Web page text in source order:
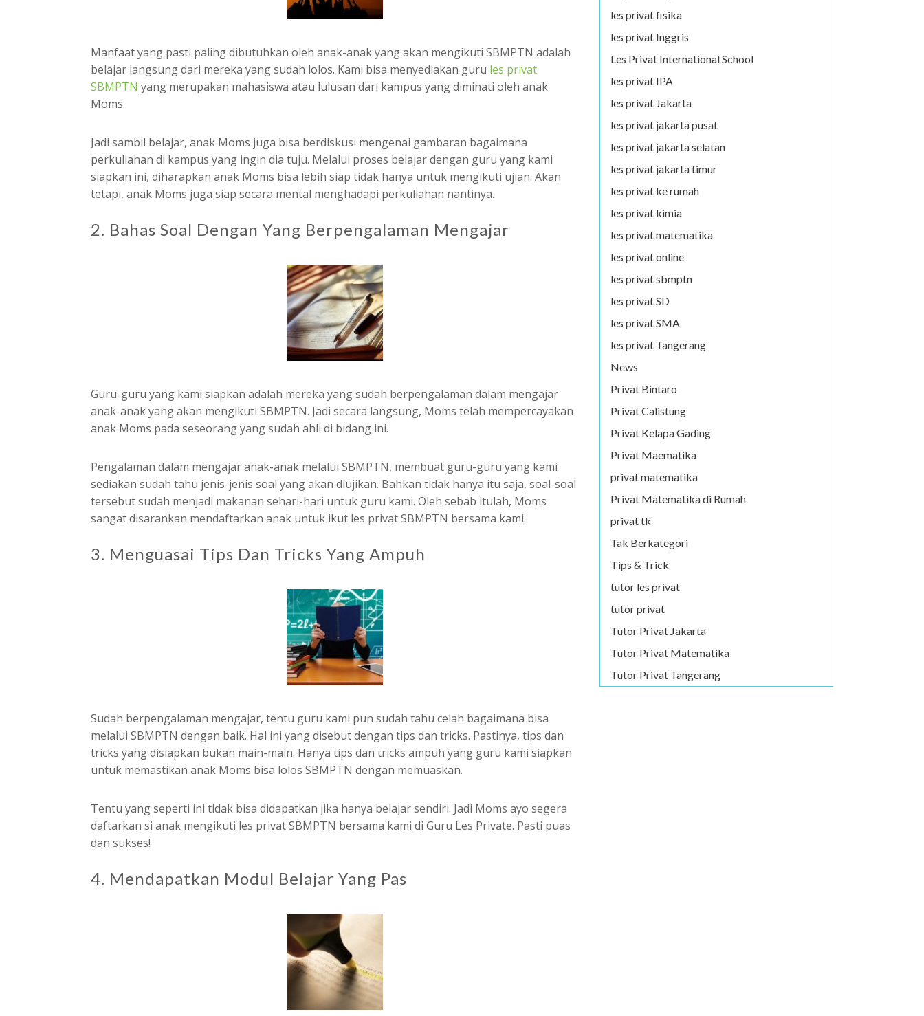
Manfaat yang pasti paling dibutuhkan oleh anak-anak yang akan mengikuti SBMPTN adalah
belajar langsung dari mereka yang sudah lolos. Kami bisa menyediakan guru les privat
SBMPTN yang merupakan mahasiswa atau lulusan dari kampus yang diminati oleh anak
Moms.
Jadi sambil belajar, anak Moms juga bisa berdiskusi mengenai gambaran bagaimana
perkuliahan di kampus yang ingin dia tuju. Melalui proses belajar dengan guru yang kami
siapkan ini, diharapkan anak Moms bisa lebih siap tidak hanya untuk mengikuti ujian. Akan
tetapi, anak Moms juga siap secara mental menghadapi perkuliahan nantinya.
2. Bahas Soal Dengan Yang Berpengalaman Mengajar
Guru-guru yang kami siapkan adalah mereka yang sudah berpengalaman dalam mengajar
anak-anak yang akan mengikuti SBMPTN. Jadi secara langsung, Moms telah mempercayakan
anak Moms pada seseorang yang sudah ahli di bidang ini.
Pengalaman dalam mengajar anak-anak melalui SBMPTN, membuat guru-guru yang kami
sediakan sudah tahu jenis-jenis soal yang akan diujikan. Bahkan tidak hanya itu saja, soal-soal
tersebut sudah menjadi makanan sehari-hari untuk guru kami. Oleh sebab itulah, Moms
sangat disarankan mendaftarkan anak untuk ikut les privat SBMPTN bersama kami.
3. Menguasai Tips Dan Tricks Yang Ampuh
Sudah berpengalaman mengajar, tentu guru kami pun sudah tahu celah bagaimana bisa
melalui SBMPTN dengan baik. Hal ini yang disebut dengan tips dan tricks. Pastinya, tips dan
tricks yang disiapkan bukan main-main. Hanya tips dan tricks ampuh yang guru kami siapkan
untuk memastikan anak Moms bisa lolos SBMPTN dengan memuaskan.
Tentu yang seperti ini tidak bisa didapatkan jika hanya belajar sendiri. Jadi Moms ayo segera
daftarkan si anak mengikuti les privat SBMPTN bersama kami di Guru Les Private. Pasti puas
dan sukses!
4. Mendapatkan Modul Belajar Yang Pas
les privat fisika
les privat Inggris
Les Privat International School
les privat IPA
les privat Jakarta
les privat jakarta pusat
les privat jakarta selatan
les privat jakarta timur
les privat ke rumah
les privat kimia
les privat matematika
les privat online
les privat sbmptn
les privat SD
les privat SMA
les privat Tangerang
News
Privat Bintaro
Privat Calistung
Privat Kelapa Gading
Privat Maematika
privat matematika
Privat Matematika di Rumah
privat tk
Tak Berkategori
Tips & Trick
tutor les privat
tutor privat
Tutor Privat Jakarta
Tutor Privat Matematika
Tutor Privat Tangerang